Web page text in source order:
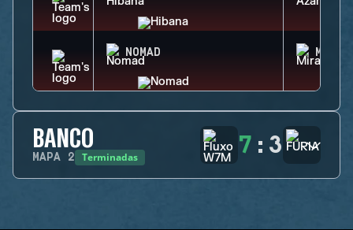
NOMAD MIRA
BANCO
MAPA 2 Terminadas 7 : 3